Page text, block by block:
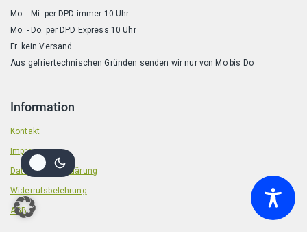
Mo. - Mi. per DPD immer 10 Uhr
Mo. - Do. per DPD Express 10 Uhr
Fr. kein Versand
Aus gefriertechnischen Gründen senden wir nur von Mo bis Do
Information
Kontakt
Impressum
Datenschutzerklärung
Widerrufsbelehrung
AGB